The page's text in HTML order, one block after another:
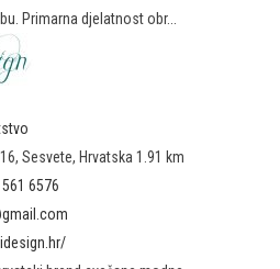
Primarna djelatnost obr...
Sesvete, Hrvatska 1.91 km
6576